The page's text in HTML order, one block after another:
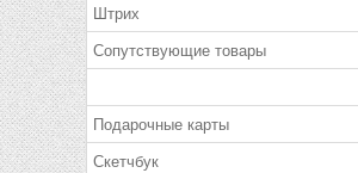
Штрих
Сопутствующие товары
Подарочные карты
Скетчбук